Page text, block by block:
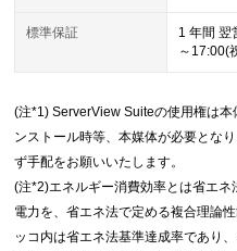
標準保証
1 年間 翌
～17:00(
(注*1) ServerView Suiteの使用権は
ンストール時等、本媒体が必要とな
ず手配をお願いいたします。
(注*2)エネルギー消費効率とは省エ
電力を、省エネ法で定める複合理論
ッコ内は省エネ法基準達成率であり